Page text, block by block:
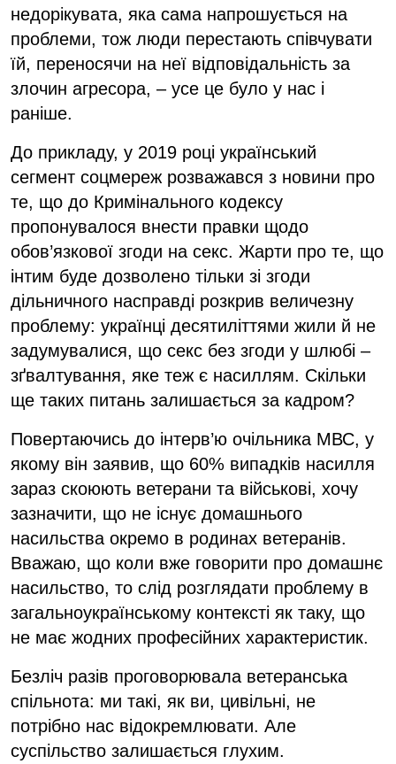
недорікувата, яка сама напрошується на
проблеми, тож люди перестають співчувати
їй, переносячи на неї відповідальність за
злочин агресора, – усе це було у нас і
раніше.
До прикладу, у 2019 році український
сегмент соцмереж розважався з новини про
те, що до Кримінального кодексу
пропонувалося внести правки щодо
обов’язкової згоди на секс. Жарти про те, що
інтим буде дозволено тільки зі згоди
дільничного насправді розкрив величезну
проблему: українці десятиліттями жили й не
задумувалися, що секс без згоди у шлюбі –
зґвалтування, яке теж є насиллям. Скільки
ще таких питань залишається за кадром?
Повертаючись до інтерв’ю очільника МВС, у
якому він заявив, що 60% випадків насилля
зараз скоюють ветерани та військові, хочу
зазначити, що не існує домашнього
насильства окремо в родинах ветеранів.
Вважаю, що коли вже говорити про домашнє
насильство, то слід розглядати проблему в
загальноукраїнському контексті як таку, що
не має жодних професійних характеристик.
Безліч разів проговорювала ветеранська
спільнота: ми такі, як ви, цивільні, не
потрібно нас відокремлювати. Але
суспільство залишається глухим.